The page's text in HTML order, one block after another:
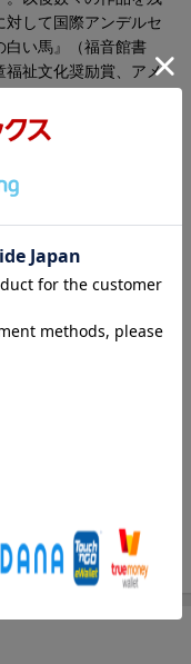
対して国際アンデルセ
白い馬』（福音館書
福祉文化奨励賞、アメ
ほうまんの池のカッ
ルセン賞優良賞）
に偕成社、前者はラ
及び金賞、後者は同
持ちました。赤羽末
さん読みましたが、
みでした。
たみんなのへそをと
やぞうのへそまで。
いて笑えます。
の子17歳、女の子14